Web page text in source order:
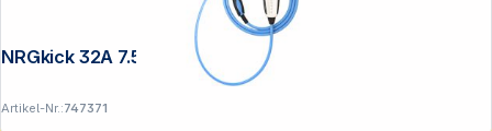
NRGkick 32A 7.5m Standard WLAN
Artikel-Nr.:747371